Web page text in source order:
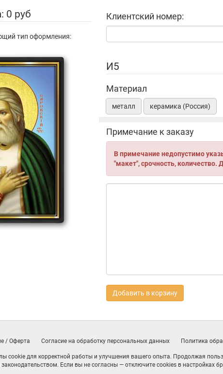
0 руб
тип оформления:
Клиентский номер:
И5
Материал
металл керамика (Россия)
Примечание к заказу
В примечание недопустимо
"макет", срочность,
Добавить в корзину
/ Оферта Согласие на обработку персональных данных Политика
cookie для корректной работы и улучшения вашего опыта. Продолжая
Если вы не согласны — отключите cookies в настройках